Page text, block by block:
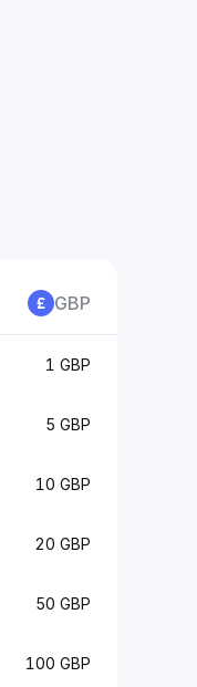
GBP
1 GBP
5 GBP
10 GBP
20 GBP
50 GBP
100 GBP